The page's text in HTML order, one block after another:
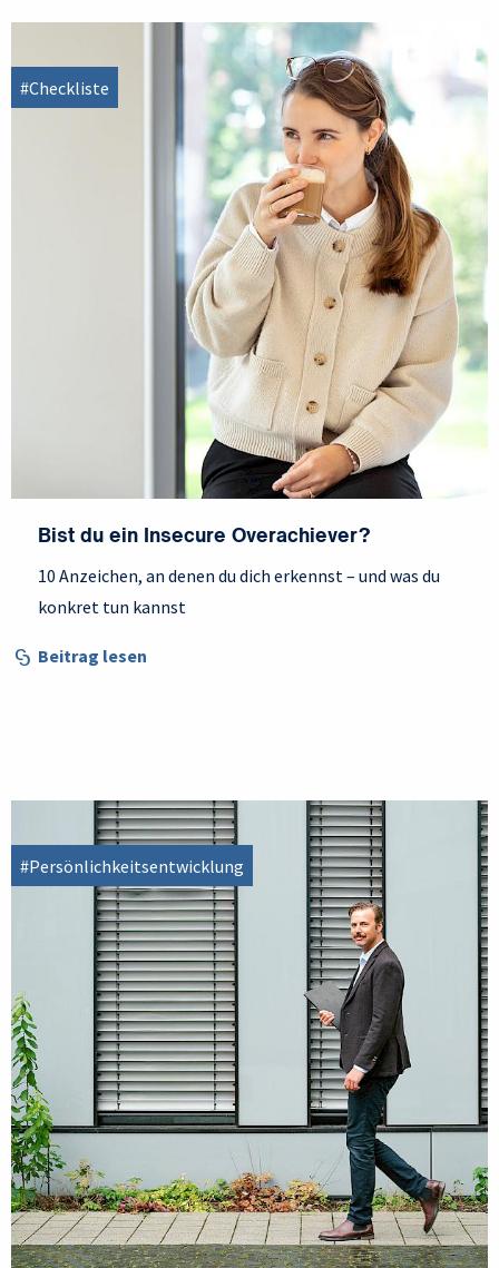
#Checkliste
Bist du ein Insecure Overachiever?
10 Anzeichen, an denen du dich erkennst – und was du
konkret tun kannst
Beitrag lesen
#Persönlichkeitsentwicklung